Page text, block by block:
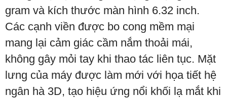
gram và kích thước màn hình 6.32 inch.
Các cạnh viền được bo cong mềm mại
mang lại cảm giác cầm nắm thoải mái,
không gây mỏi tay khi thao tác liên tục. Mặt
lưng của máy được làm mới với họa tiết hệ
ngân hà 3D, tạo hiệu ứng nổi khối lạ mắt khi